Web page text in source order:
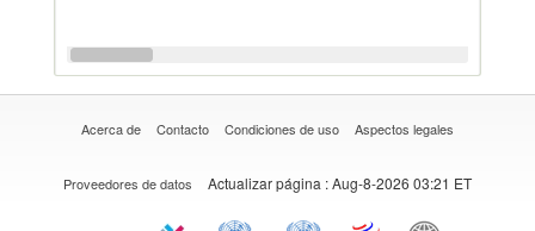
Acerca de Contacto Condiciones de uso Aspectos legales
Proveedores de datos Actualizar página : Aug-8-2026 03:21 ET